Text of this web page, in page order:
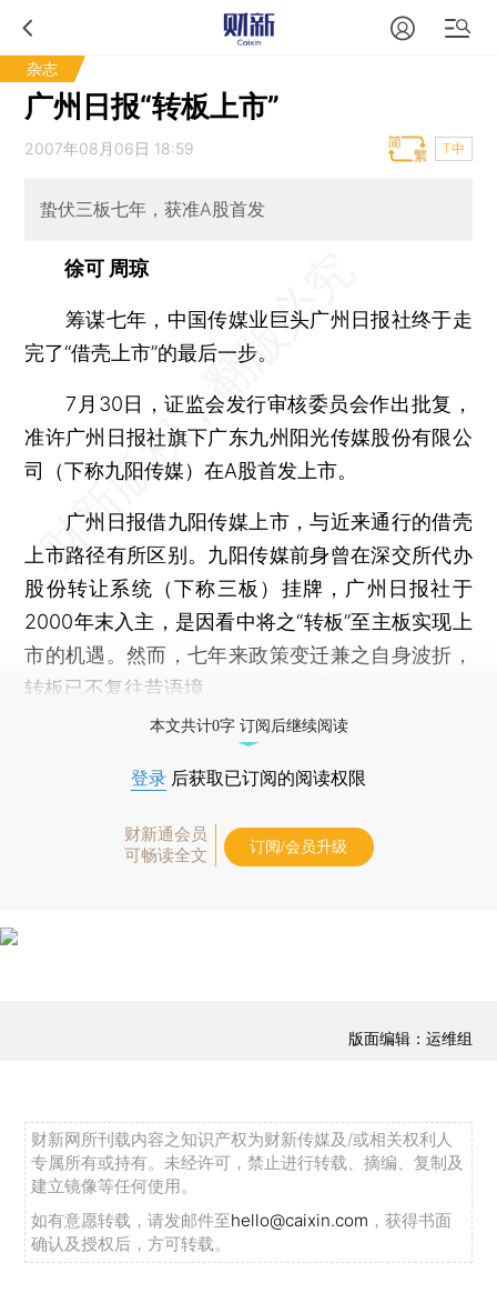
杂志
广州日报“转板上市”
2007年08月06日 18:59 T中
蛰伏三板七年，获准A股首发
徐可 周琼
筹谋七年，中国传媒业巨头广州日报社终于走
完了“借壳上市”的最后一步。
7月30日，证监会发行审核委员会作出批复，
准许广州日报社旗下广东九州阳光传媒股份有限公
司（下称九阳传媒）在A股首发上市。
广州日报借九阳传媒上市，与近来通行的借壳
上市路径有所区别。九阳传媒前身曾在深交所代办
股份转让系统（下称三板）挂牌，广州日报社于
2000年末入主，是因看中将之“转板”至主板实现上
市的机遇。然而，七年来政策变迁兼之自身波折，
转板已不复往昔语境。
本文共计0字 订阅后继续阅读
登录 后获取已订阅的阅读权限
财新通会员
可畅读全文
订阅/会员升级
版面编辑：运维组
财新网所刊载内容之知识产权为财新传媒及/或相关权利人
专属所有或持有。未经许可，禁止进行转载、摘编、复制及
建立镜像等任何使用。
如有意愿转载，请发邮件至hello@caixin.com ，获得书面
确认及授权后，方可转载。